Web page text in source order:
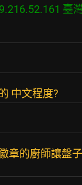
臺
中文程度?
章的廚師讓盤